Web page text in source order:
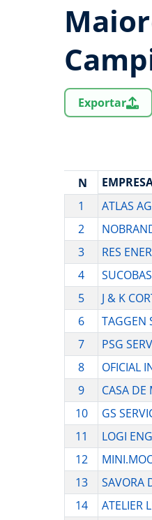
Exportar
N
1
ATLAS
2
3
RES
4
5
J & K
6
TAGGEN
7
PSG
8
OFICIAL
9
CASA DE
10
GS
11
LOGI
12
13
SAVORA
14
ATELIER